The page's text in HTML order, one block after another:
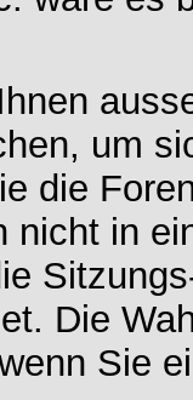
um
die
nicht in
Die
Sie